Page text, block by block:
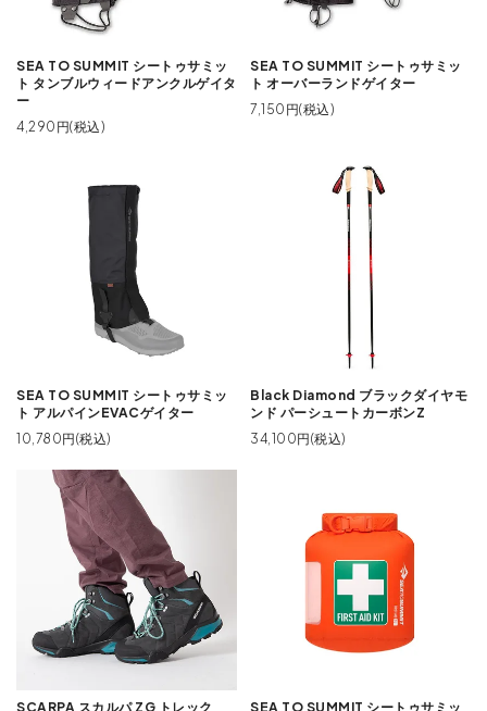
SEA TO SUMMIT シートゥサミッ
ト タンブルウィードアンクルゲイタ
ー
4,290円(税込)
SEA TO SUMMIT シートゥサミッ
ト オーバーランドゲイター
7,150円(税込)
SEA TO SUMMIT シートゥサミッ
ト アルパインEVACゲイター
10,780円(税込)
Black Diamond ブラックダイヤモ
ンド パーシュートカーボンZ
34,100円(税込)
SCARPA スカルパ ZG トレック
SEA TO SUMMIT シートゥサミッ